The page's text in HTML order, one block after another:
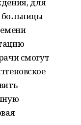
больницы
смогут